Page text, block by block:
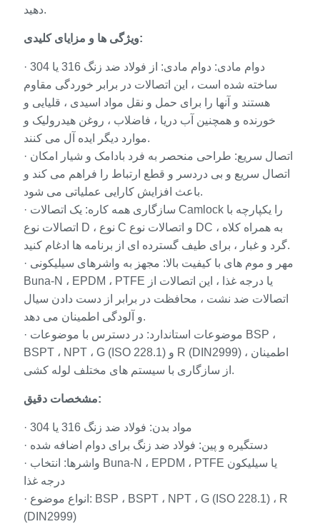
دهید.
ویژگی ها و مزایای کلیدی:
· دوام مادی: دوام مادی: از فولاد ضد زنگ 316 یا 304
ساخته شده است ، این اتصالات در برابر خوردگی مقاوم
هستند و آنها را برای حمل و نقل مواد اسیدی ، قلیایی و
خورنده و همچنین آب دریا ، فاضلاب ، روغن هیدرولیک و
موارد دیگر ایده آل می کنند.
· اتصال سریع: طراحی منحصر به فرد بادامک و شیار امکان
اتصال سریع و بی دردسر و قطع ارتباط را فراهم می کند و
باعث افزایش کارایی عملیاتی می شود.
· سازگاری همه کاره: یک اتصالات Camlock را یکپارچه با
اتصالات نوع D ، نوع C و اتصالات نوع DC ، به همراه کلاه
گرد و غبار ، برای طیف گسترده ای از برنامه ها ادغام کنید.
· مهر و موم های با کیفیت بالا: مجهز به واشرهای سیلیکونی
Buna-N ، EPDM ، PTFE یا درجه غذا ، این اتصالات از
اتصالات ضد نشت ، محافظت در برابر از دست دادن سیال
و آلودگی اطمینان می دهد.
· موضوعات استاندارد: در دسترس با موضوعات BSP ،
BSPT ، NPT ، G (ISO 228.1) و R (DIN2999) ، اطمینان
از سازگاری با سیستم های مختلف لوله کشی.
مشخصات دقیق:
· مواد بدن: فولاد ضد زنگ 316 یا 304
· دستگیره و پین: فولاد ضد زنگ برای دوام اضافه شده
· واشرها: انتخاب Buna-N ، EPDM ، PTFE یا سیلیکون
درجه غذا
· انواع موضوع: BSP ، BSPT ، NPT ، G (ISO 228.1) ، R
(DIN2999)